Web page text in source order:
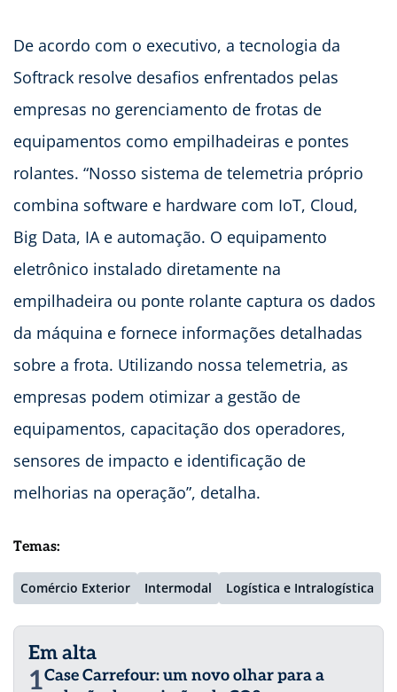
De acordo com o executivo, a tecnologia da
Softrack resolve desafios enfrentados pelas
empresas no gerenciamento de frotas de
equipamentos como empilhadeiras e pontes
rolantes. “Nosso sistema de telemetria próprio
combina software e hardware com IoT, Cloud,
Big Data, IA e automação. O equipamento
eletrônico instalado diretamente na
empilhadeira ou ponte rolante captura os dados
da máquina e fornece informações detalhadas
sobre a frota. Utilizando nossa telemetria, as
empresas podem otimizar a gestão de
equipamentos, capacitação dos operadores,
sensores de impacto e identificação de
melhorias na operação”, detalha.
Temas:
Comércio Exterior Intermodal Logística e Intralogística
Em alta
1Case Carrefour: um novo olhar para a